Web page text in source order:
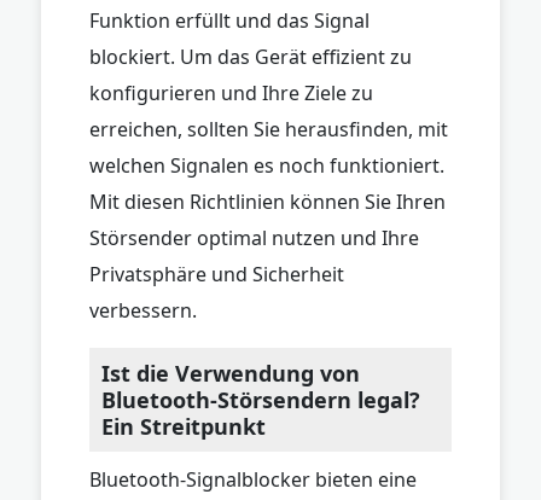
Funktion erfüllt und das Signal
blockiert. Um das Gerät effizient zu
konfigurieren und Ihre Ziele zu
erreichen, sollten Sie herausfinden, mit
welchen Signalen es noch funktioniert.
Mit diesen Richtlinien können Sie Ihren
Störsender optimal nutzen und Ihre
Privatsphäre und Sicherheit
verbessern.
Ist die Verwendung von
Bluetooth-Störsendern legal?
Ein Streitpunkt
Bluetooth-Signalblocker bieten eine